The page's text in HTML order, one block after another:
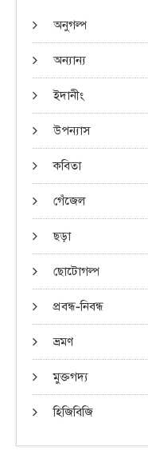
অনুগল্প
অন্যান্য
ইদানীং
উপন্যাস
কবিতা
গেঁজেল
ছড়া
ছোটোগল্প
প্রবন্ধ-নিবন্ধ
ভ্রমণ
মুক্তগদ্য
হিজিবিজি